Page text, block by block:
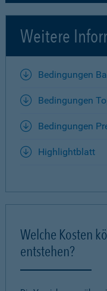
Weitere
Bedingungen
Bedingungen
Bedingungen
Highlightblatt
Welche Kosten
entstehen?